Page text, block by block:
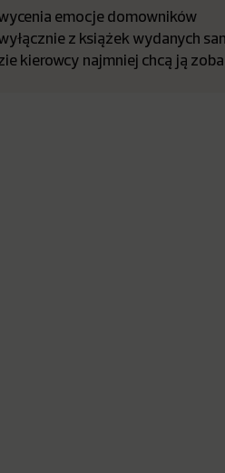
emocje domowników
z książek wydanych
kierowcy najmniej chcą ją